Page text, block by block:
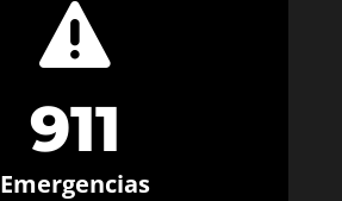

911
Emergencias